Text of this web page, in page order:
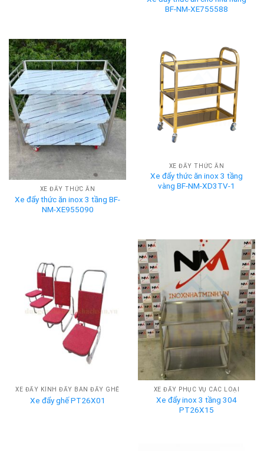
BF-NM-XE755588
XE ĐẨY THỨC ĂN
Xe đẩy thức ăn inox 3 tầng BF-
NM-XE955090
XE ĐẨY THỨC ĂN
Xe đẩy thức ăn inox 3 tầng
vàng BF-NM-XD3TV-1
XE ĐẨY KÍNH ĐẨY BÀN ĐẨY GHẾ
Xe đẩy ghế PT26X01
XE ĐẨY PHỤC VỤ CÁC LOẠI
Xe đẩy inox 3 tầng 304
PT26X15